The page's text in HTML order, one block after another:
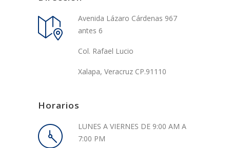
Avenida Lázaro Cárdenas 967
antes 6
Col. Rafael Lucio
Xalapa, Veracruz CP.91110
Horarios
LUNES A VIERNES DE 9:00 AM A
7:00 PM